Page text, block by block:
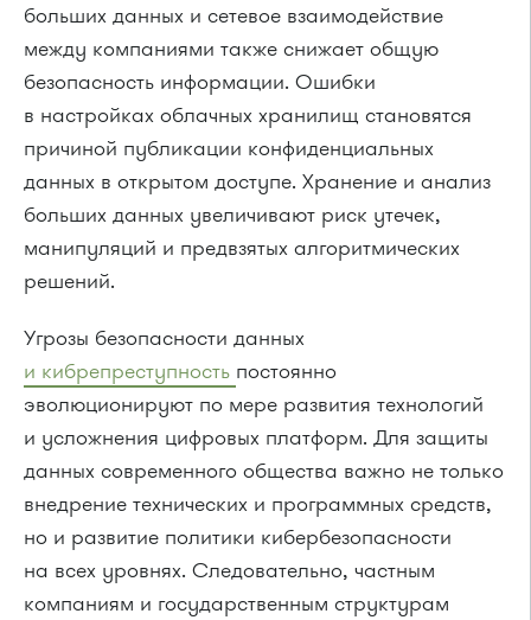
больших данных и сетевое взаимодействие
между компаниями также снижает общую
безопасность информации. Ошибки
в настройках облачных хранилищ становятся
причиной публикации конфиденциальных
данных в открытом доступе. Хранение и анализ
больших данных увеличивают риск утечек,
манипуляций и предвзятых алгоритмических
решений.
Угрозы безопасности данных
и кибрепреступность постоянно
эволюционируют по мере развития технологий
и усложнения цифровых платформ. Для защиты
данных современного общества важно не только
внедрение технических и программных средств,
но и развитие политики кибербезопасности
на всех уровнях. Следовательно, частным
компаниям и государственным структурам